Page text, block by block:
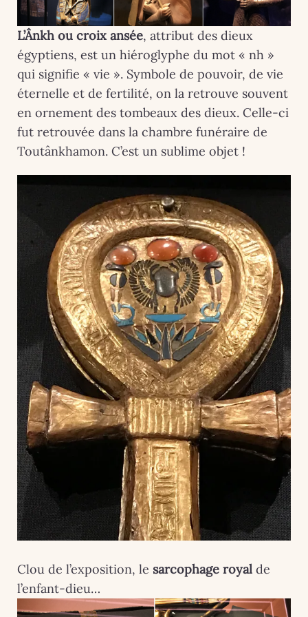
L’Ânkh ou croix ansée, attribut des dieux
égyptiens, est un hiéroglyphe du mot « nh »
qui signifie « vie ». Symbole de pouvoir, de vie
éternelle et de fertilité, on la retrouve souvent
en ornement des tombeaux des dieux. Celle-ci
fut retrouvée dans la chambre funéraire de
Toutânkhamon. C’est un sublime objet !
Clou de l’exposition, le sarcophage royal de
l’enfant-dieu…